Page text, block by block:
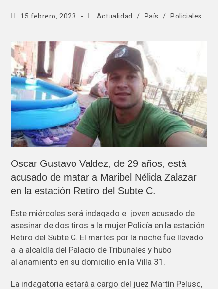
15 febrero, 2023 Actualidad / País / Policiales
Oscar Gustavo Valdez, de 29 años, está
acusado de matar a Maribel Nélida Zalazar
en la estación Retiro del Subte C.
Este miércoles será indagado el joven acusado de
asesinar de dos tiros a la mujer Policía en la estación
Retiro del Subte C. El martes por la noche fue llevado
a la alcaldía del Palacio de Tribunales y hubo
allanamiento en su domicilio en la Villa 31.
La indagatoria estará a cargo del juez Martín Peluso,